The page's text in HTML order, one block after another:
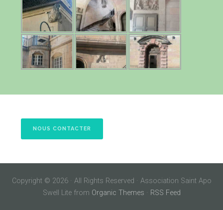
NOUS CONTACTER
Copyright © 2026 · All Rights Reserved · Association Saint Apo
Swell Lite from Organic Themes · RSS Feed